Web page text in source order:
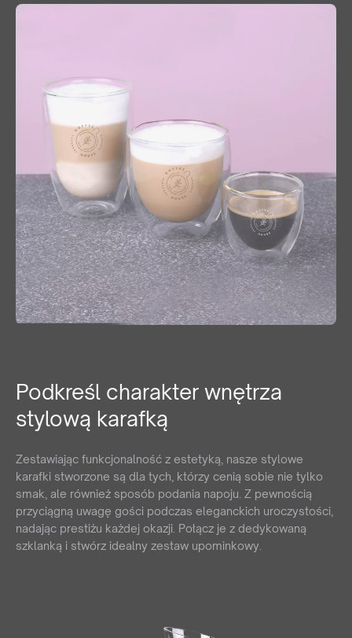
Podkreśl charakter wnętrza
stylową karafką
Zestawiając funkcjonalność z estetyką, nasze stylowe
karafki stworzone są dla tych, którzy cenią sobie nie tylko
smak, ale również sposób podania napoju. Z pewnością
przyciągną uwagę gości podczas eleganckich uroczystości,
nadając prestiżu każdej okazji. Połącz je z dedykowaną
szklanką i stwórz idealny zestaw upominkowy.